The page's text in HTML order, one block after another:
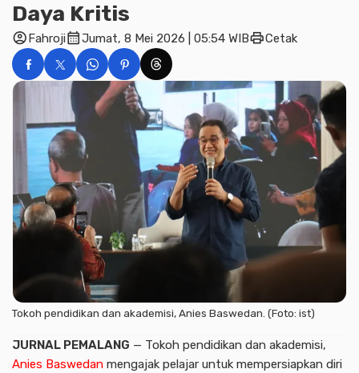
Daya Kritis
account_circleFahrojicalendar_monthJumat, 8 Mei 2026 | 05:54 WIBprintCetak
Tokoh pendidikan dan akademisi, Anies Baswedan. (Foto: ist)
JURNAL PEMALANG — Tokoh pendidikan dan akademisi,
Anies Baswedan mengajak pelajar untuk mempersiapkan diri